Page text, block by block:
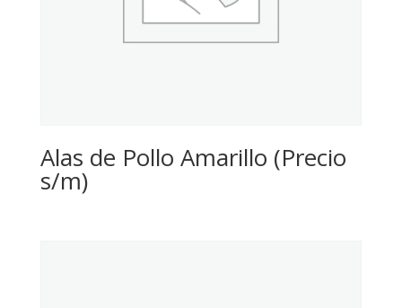
Alas de Pollo Amarillo (Precio
s/m)